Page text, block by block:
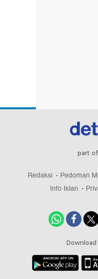
part of
Redaksi Pedoman
Info Iklan